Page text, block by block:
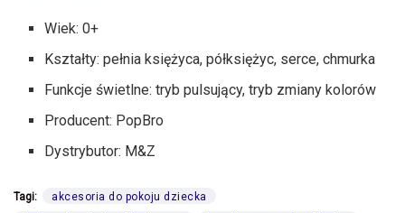
Wiek: 0+
Kształty: pełnia księżyca, półksiężyc, serce, chmurka
Funkcje świetlne: tryb pulsujący, tryb zmiany kolorów
Producent: PopBro
Dystrybutor: M&Z
Tagi:
akcesoria do pokoju dziecka